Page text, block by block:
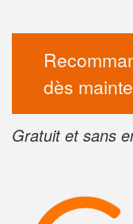
dès
Gratuit et sans